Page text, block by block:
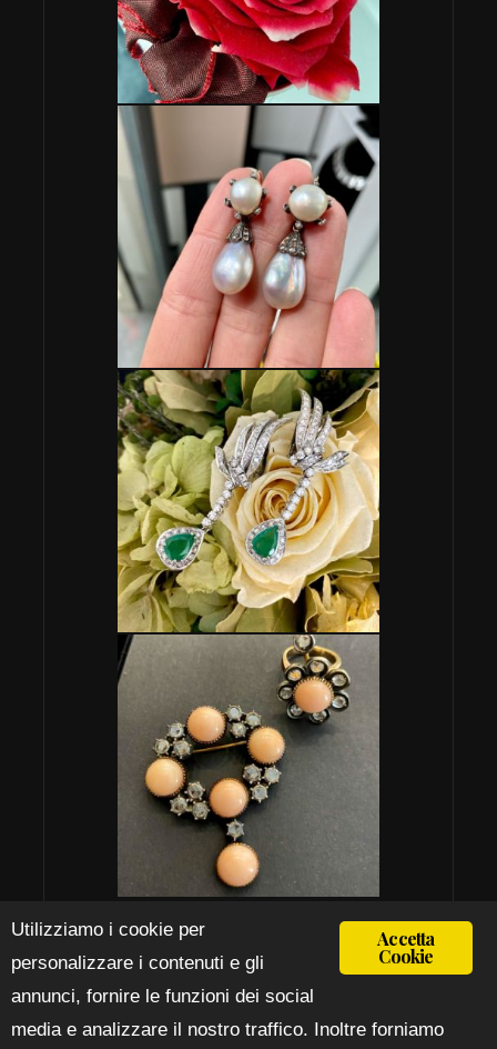
ISCRIVITI ALLA NEWSLETTER >
Accetta
Cookie
Utilizziamo i cookie per
personalizzare i contenuti e gli
annunci, fornire le funzioni dei social
media e analizzare il nostro traffico. Inoltre forniamo